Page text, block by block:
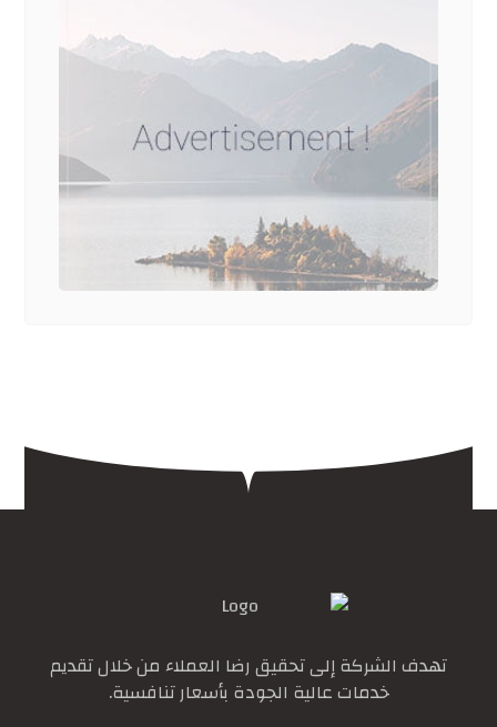
تهدف الشركة إلى تحقيق رضا العملاء من خلال تقديم
خدمات عالية الجودة بأسعار تنافسية.